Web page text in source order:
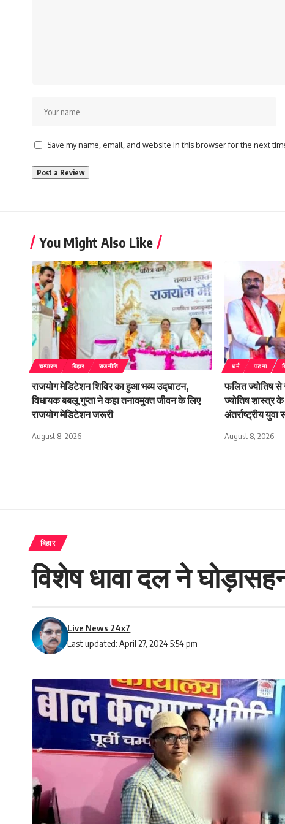
Save my name, email, and website in this browser for the next
You Might Also Like
चम्पारण बिहार राजनीति
राजयोग मेडिटेशन शिविर का हुआ भव्य उद्घाटन,
विधायक बबलू गुप्ता ने कहा तनावमुक्त जीवन के लिए
राजयोग मेडिटेशन जरूरी
August 8, 2026
धर्म पटना
फलित ज्योतिष
ज्योतिष शास्त्र के
अंतर्राष्ट्रीय युवा
August 8, 2026
बिहार
विशेष धावा दल ने
Last updated: April 27, 2024 5:54 pm
Live News 24x7